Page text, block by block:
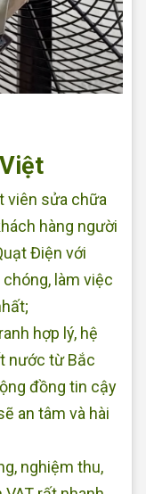
viên sửa chữa
hàng người
Điện với
làm việc
hợp lý, hệ
nước từ Bắc
đồng tin cậy
an tâm và hài
nghiệm thu,